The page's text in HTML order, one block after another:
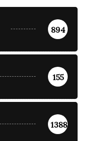
894
155
1388